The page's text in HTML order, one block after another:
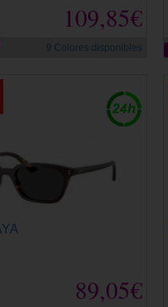
109,85€
9 Colores disponibles
89,05€